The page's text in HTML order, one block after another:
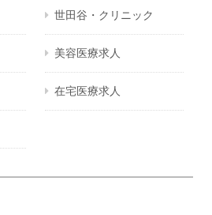
世田谷・クリニック
美容医療求人
在宅医療求人